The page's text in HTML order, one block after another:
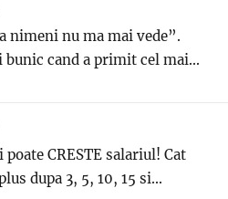
nimeni nu ma mai vede”.
bunic cand a primit cel mai...
CRESTE salariul! Cat
dupa 3, 5, 10, 15 si...